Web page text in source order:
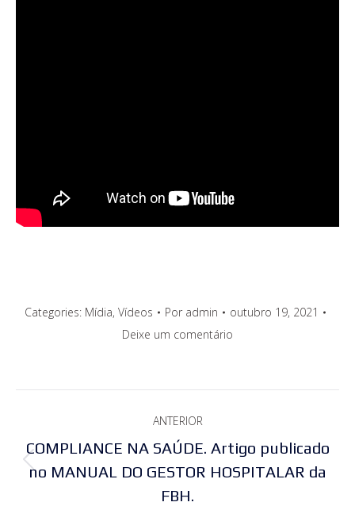
Categories: Mídia, Vídeos Por admin
outubro 19, 2021
Deixe um comentário
de
post:
ANTERIOR
Post
anterior:
COMPLIANCE NA SAÚDE. Artigo publicado
no MANUAL DO GESTOR HOSPITALAR da
FBH.